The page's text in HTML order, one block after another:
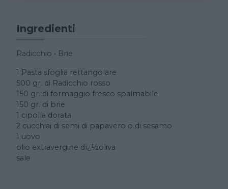
Ingredienti
Radicchio • Brie
1 Pasta sfoglia rettangolare
500 gr. di Radicchio rosso
150 gr. di formaggio fresco spalmabile
150 gr. di brie
1 cipolla dorata
2 cucchiai di semi di papavero o di sesamo
1 uovo
olio extravergine dï¿½oliva
sale